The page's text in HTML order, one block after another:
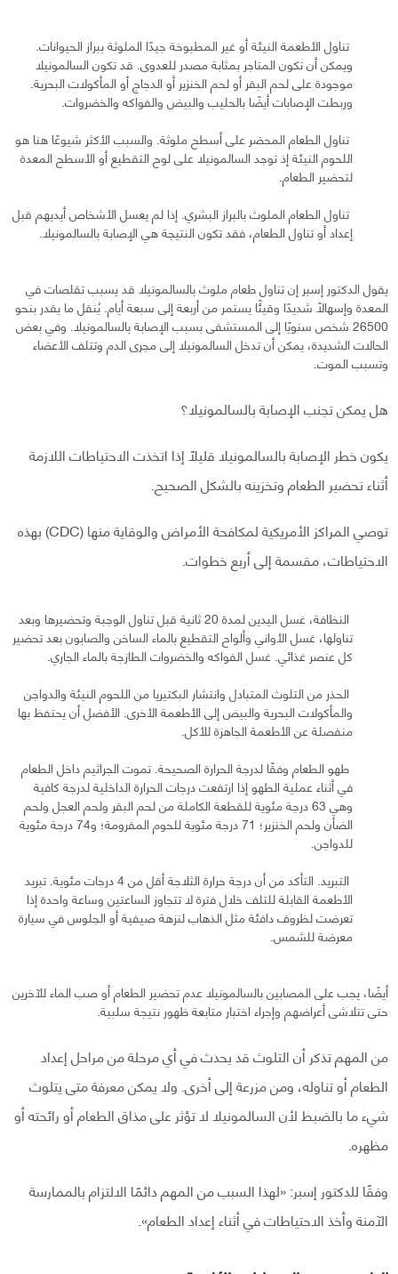
تناول الأطعمة النيئة أو غير المطبوخة جيدًا الملوثة ببراز الحيوانات.
ويمكن أن تكون المتاجر بمثابة مصدر للعدوى. قد تكون السالمونيلا
موجودة على لحم البقر أو لحم الخنزير أو الدجاج أو المأكولات البحرية.
وربطت الإصابات أيضًا بالحليب والبيض والفواكه والخضروات.
تناول الطعام المحضر على أسطح ملوثة. والسبب الأكثر شيوعًا هنا هو
اللحوم النيئة إذ توجد السالمونيلا على لوح التقطيع أو الأسطح المعدة
لتحضير الطعام.
تناول الطعام الملوث بالبراز البشري. إذا لم يغسل الأشخاص أيديهم قبل
إعداد أو تناول الطعام، فقد تكون النتيجة هي الإصابة بالسالمونيلا.
يقول الدكتور إسبر إن تناول طعام ملوث بالسالمونيلا قد يسبب تقلصات في
المعدة وإسهالًا شديدًا وقيئًا يستمر من أربعة إلى سبعة أيام. يُنقل ما يقدر بنحو
26500 شخص سنويًا إلى المستشفى بسبب الإصابة بالسالمونيلا. وفي بعض
الحالات الشديدة، يمكن أن تدخل السالمونيلا إلى مجرى الدم وتتلف الأعضاء
وتسبب الموت.
هل يمكن تجنب الإصابة بالسالمونيلا؟
يكون خطر الإصابة بالسالمونيلا قليلًا إذا اتخذت الاحتياطات اللازمة
أثناء تحضير الطعام وتخزينه بالشكل الصحيح.
توصي المراكز الأمريكية لمكافحة الأمراض والوقاية منها (CDC) بهذه
الاحتياطات، مقسمة إلى أربع خطوات.
النظافة، غسل اليدين لمدة 20 ثانية قبل تناول الوجبة وتحضيرها وبعد
تناولها، غسل الأواني وألواح التقطيع بالماء الساخن والصابون بعد تحضير
كل عنصر غذائي. غسل الفواكه والخضروات الطازجة بالماء الجاري.
الحذر من التلوث المتبادل وانتشار البكتيريا من اللحوم النيئة والدواجن
والمأكولات البحرية والبيض إلى الأطعمة الأخرى. الأفضل أن يحتفظ بها
منفصلة عن الأطعمة الجاهزة للأكل.
طهو الطعام وفقًا لدرجة الحرارة الصحيحة. تموت الجراثيم داخل الطعام
في أثناء عملية الطهو إذا ارتفعت درجات الحرارة الداخلية لدرجة كافية
وهي 63 درجة مئوية للقطعة الكاملة من لحم البقر ولحم العجل ولحم
الضأن ولحم الخنزير؛ 71 درجة مئوية للحوم المفرومة؛ و74 درجة مئوية
للدواجن.
التبريد. التأكد من أن درجة حرارة الثلاجة أقل من 4 درجات مئوية. تبريد
الأطعمة القابلة للتلف خلال فترة لا تتجاوز الساعتين وساعة واحدة إذا
تعرضت لظروف دافئة مثل الذهاب لنزهة صيفية أو الجلوس في سيارة
معرضة للشمس.
أيضًا، يجب على المصابين بالسالمونيلا عدم تحضير الطعام أو صب الماء للآخرين
حتى تتلاشى أعراضهم وإجراء اختبار متابعة ظهور نتيجة سلبية.
من المهم تذكر أن التلوث قد يحدث في أي مرحلة من مراحل إعداد
الطعام أو تناوله، ومن مزرعة إلى أخرى. ولا يمكن معرفة متى يتلوث
شيء ما بالضبط لأن السالمونيلا لا تؤثر على مذاق الطعام أو رائحته أو
مظهره.
وفقًا للدكتور إسبر: «لهذا السبب من المهم دائمًا الالتزام بالممارسة
الآمنة وأخذ الاحتياطات في أثناء إعداد الطعام».